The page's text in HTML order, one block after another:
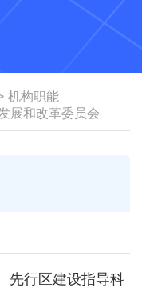
机构职能
展和改革委员会
先行区建设指导科